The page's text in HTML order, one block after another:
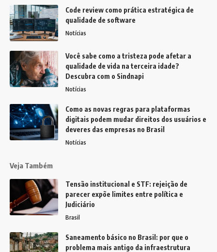
Code review como prática estratégica de
qualidade de software
Notícias
Você sabe como a tristeza pode afetar a
qualidade de vida na terceira idade?
Descubra com o Sindnapi
Notícias
Como as novas regras para plataformas
digitais podem mudar direitos dos usuários e
deveres das empresas no Brasil
Notícias
Veja Também
Tensão institucional e STF: rejeição de
parecer expõe limites entre política e
Judiciário
Brasil
Saneamento básico no Brasil: por que o
problema mais antigo da infraestrutura